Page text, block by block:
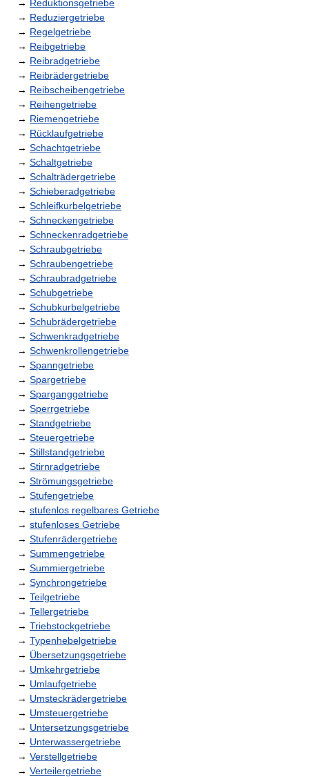
→ Reduktionsgetriebe
→ Reduziergetriebe
→ Regelgetriebe
→ Reibgetriebe
→ Reibradgetriebe
→ Reibrädergetriebe
→ Reibscheibengetriebe
→ Reihengetriebe
→ Riemengetriebe
→ Rücklaufgetriebe
→ Schachtgetriebe
→ Schaltgetriebe
→ Schalträdergetriebe
→ Schieberadgetriebe
→ Schleifkurbelgetriebe
→ Schneckengetriebe
→ Schneckenradgetriebe
→ Schraubgetriebe
→ Schraubengetriebe
→ Schraubradgetriebe
→ Schubgetriebe
→ Schubkurbelgetriebe
→ Schubrädergetriebe
→ Schwenkradgetriebe
→ Schwenkrollengetriebe
→ Spanngetriebe
→ Spargetriebe
→ Sparganggetriebe
→ Sperrgetriebe
→ Standgetriebe
→ Steuergetriebe
→ Stillstandgetriebe
→ Stirnradgetriebe
→ Strömungsgetriebe
→ Stufengetriebe
→ stufenlos regelbares Getriebe
→ stufenloses Getriebe
→ Stufenrädergetriebe
→ Summengetriebe
→ Summiergetriebe
→ Synchrongetriebe
→ Teilgetriebe
→ Tellergetriebe
→ Triebstockgetriebe
→ Typenhebelgetriebe
→ Übersetzungsgetriebe
→ Umkehrgetriebe
→ Umlaufgetriebe
→ Umsteckrädergetriebe
→ Umsteuergetriebe
→ Untersetzungsgetriebe
→ Unterwassergetriebe
→ Verstellgetriebe
→ Verteilergetriebe